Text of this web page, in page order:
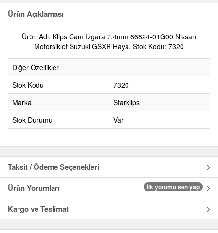
Ürün Açıklaması
Ürün Adı: Klips Cam Izgara 7,4mm 66824-01G00 Nissan
Motorsiklet Suzuki GSXR Haya, Stok Kodu: 7320
Diğer Özellikler
Stok Kodu
7320
Marka
Starklips
Stok Durumu
Var
Taksit / Ödeme Seçenekleri
Ürün Yorumları
İlk yorumu sen yap
Kargo ve Teslimat